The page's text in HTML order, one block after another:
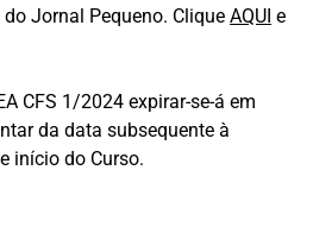
Jornal Pequeno. Clique AQUI e
CFS 1/2024 expirar-se-á em
da data subsequente à
início do Curso.